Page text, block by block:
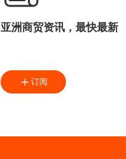
亚洲商贸资讯，最快最新
订阅